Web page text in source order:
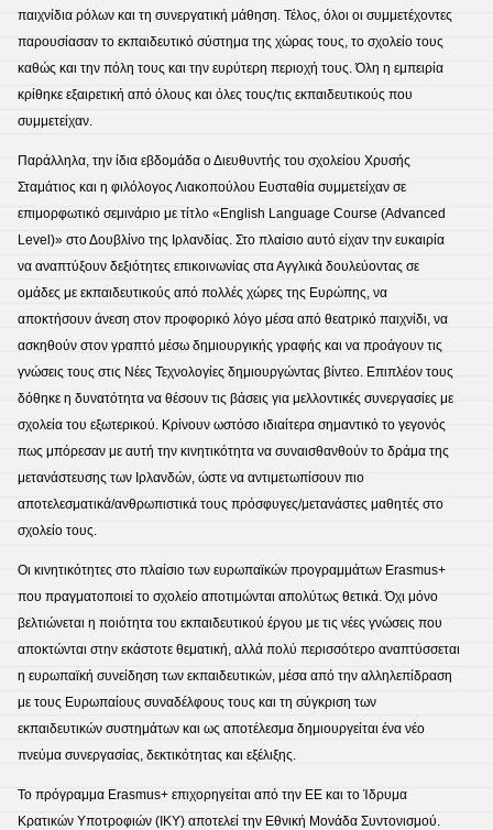
παιχνίδια ρόλων και τη συνεργατική μάθηση. Τέλος, όλοι οι συμμετέχοντες
παρουσίασαν το εκπαιδευτικό σύστημα της χώρας τους, το σχολείο τους
καθώς και την πόλη τους και την ευρύτερη περιοχή τους. Όλη η εμπειρία
κρίθηκε εξαιρετική από όλους και όλες τους/τις εκπαιδευτικούς που
συμμετείχαν.
Παράλληλα, την ίδια εβδομάδα ο Διευθυντής του σχολείου Χρυσής
Σταμάτιος και η φιλόλογος Λιακοπούλου Ευσταθία συμμετείχαν σε
επιμορφωτικό σεμινάριο με τίτλο «English Language Course (Advanced
Level)» στο Δουβλίνο της Ιρλανδίας. Στο πλαίσιο αυτό είχαν την ευκαιρία
να αναπτύξουν δεξιότητες επικοινωνίας στα Αγγλικά δουλεύοντας σε
ομάδες με εκπαιδευτικούς από πολλές χώρες της Ευρώπης, να
αποκτήσουν άνεση στον προφορικό λόγο μέσα από θεατρικό παιχνίδι, να
ασκηθούν στον γραπτό μέσω δημιουργικής γραφής και να προάγουν τις
γνώσεις τους στις Νέες Τεχνολογίες δημιουργώντας βίντεο. Επιπλέον τους
δόθηκε η δυνατότητα να θέσουν τις βάσεις για μελλοντικές συνεργασίες με
σχολεία του εξωτερικού. Κρίνουν ωστόσο ιδιαίτερα σημαντικό το γεγονός
πως μπόρεσαν με αυτή την κινητικότητα να συναισθανθούν το δράμα της
μετανάστευσης των Ιρλανδών, ώστε να αντιμετωπίσουν πιο
αποτελεσματικά/ανθρωπιστικά τους πρόσφυγες/μετανάστες μαθητές στο
σχολείο τους.
Οι κινητικότητες στο πλαίσιο των ευρωπαϊκών προγραμμάτων Erasmus+
που πραγματοποιεί το σχολείο αποτιμώνται απολύτως θετικά. Όχι μόνο
βελτιώνεται η ποιότητα του εκπαιδευτικού έργου με τις νέες γνώσεις που
αποκτώνται στην εκάστοτε θεματική, αλλά πολύ περισσότερο αναπτύσσεται
η ευρωπαϊκή συνείδηση των εκπαιδευτικών, μέσα από την αλληλεπίδραση
με τους Ευρωπαίους συναδέλφους τους και τη σύγκριση των
εκπαιδευτικών συστημάτων και ως αποτέλεσμα δημιουργείται ένα νέο
πνεύμα συνεργασίας, δεκτικότητας και εξέλιξης.
Το πρόγραμμα Erasmus+ επιχορηγείται από την ΕΕ και το Ίδρυμα
Κρατικών Υποτροφιών (ΙΚΥ) αποτελεί την Εθνική Μονάδα Συντονισμού.